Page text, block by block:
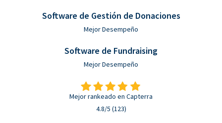
Software de Gestión de Donaciones
Mejor Desempeño
Software de Fundraising
Mejor Desempeño
Mejor rankeado en Capterra
4.8/5 (123)